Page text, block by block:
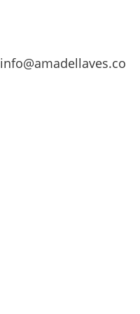
info@amadellaves.co